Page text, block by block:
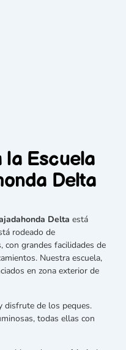
la Escuela
Delta
Delta está
rodeado de
con grandes facilidades de
Nuestra escuela,
en zona exterior de
disfrute de los peques.
todas ellas con